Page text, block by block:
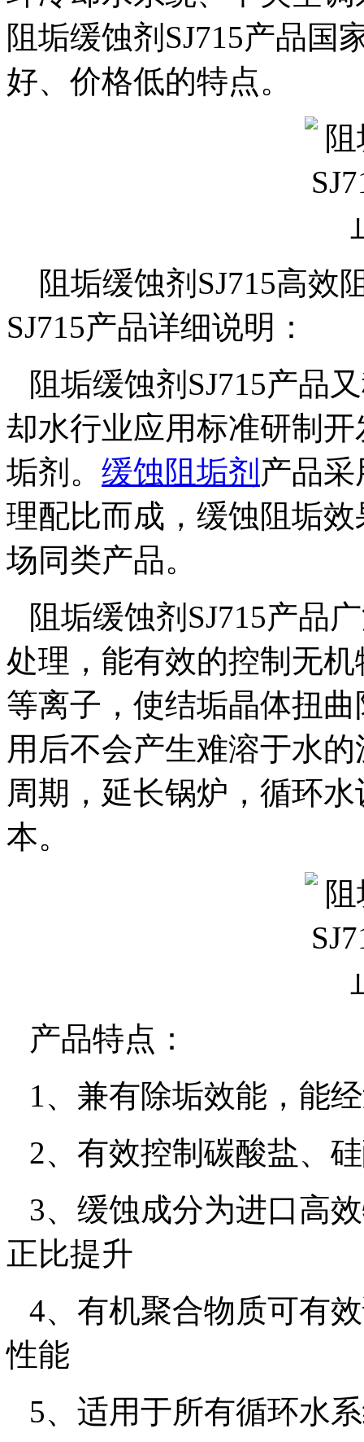
阻垢缓蚀剂SJ715产品国
好、价格低的特点。
阻垢缓蚀剂SJ715高效
SJ715产品详细说明：
阻垢缓蚀剂SJ715产品
却水行业应用标准研制
垢剂。 缓蚀阻垢剂 产品
理配比而成，缓蚀阻垢
场同类产品。
阻垢缓蚀剂SJ715产品
处理，能有效的控制无
等离子，使结垢晶体扭
用后不会产生难溶于水
周期，延长锅炉，循环
本。
产品特点：
1、兼有除垢效能，能
2、有效控制碳酸盐、
3、缓蚀成分为进口高
正比提升
4、有机聚合物质可有
性能
5、适用于所有循环水